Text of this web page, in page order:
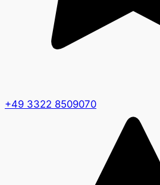
+49 3322 8509070